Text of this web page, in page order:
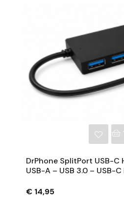
DrPhone SplitPort USB-C
USB-A – USB 3.0 – USB-
€ 14,95